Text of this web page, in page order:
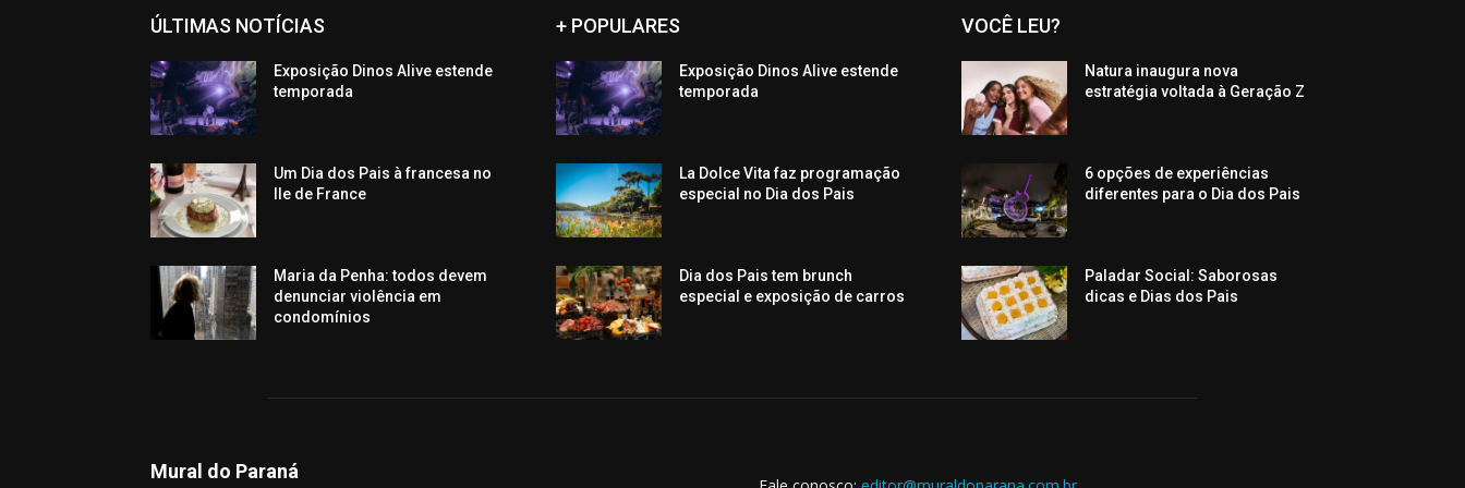
ÚLTIMAS NOTÍCIAS
Exposição Dinos Alive estende
temporada
Um Dia dos Pais à francesa no
Ile de France
Maria da Penha: todos devem
denunciar violência em
condomínios
+ POPULARES
Exposição Dinos Alive estende
temporada
La Dolce Vita faz programação
especial no Dia dos Pais
Dia dos Pais tem brunch
especial e exposição de carros
VOCÊ LEU?
Natura inaugura nova
estratégia voltada à Geração Z
6 opções de experiências
diferentes para o Dia dos Pais
Paladar Social: Saborosas
dicas e Dias dos Pais
Mural do Paraná